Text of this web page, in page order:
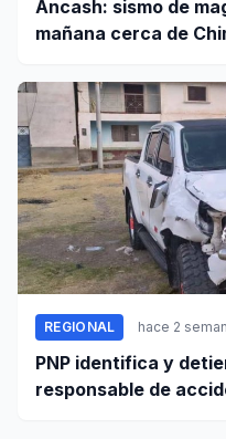
Áncash: sismo de
mañana cerca de
REGIONAL hace 2
PNP identifica y
responsable de